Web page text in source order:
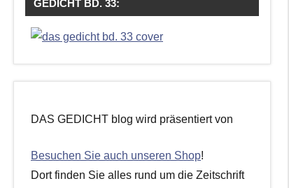
GEDICHT BD. 33:
DAS GEDICHT blog wird präsentiert von
Besuchen Sie auch unseren Shop!
Dort finden Sie alles rund um die Zeitschrift